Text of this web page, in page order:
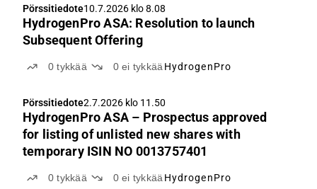
Pörssitiedote10.7.2026 klo 8.08
HydrogenPro ASA: Resolution to launch
Subsequent Offering
0tykkää 0ei tykkää HydrogenPro
Pörssitiedote2.7.2026 klo 11.50
HydrogenPro ASA – Prospectus approved
for listing of unlisted new shares with
temporary ISIN NO 0013757401
0tykkää 0ei tykkää HydrogenPro